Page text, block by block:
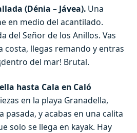
(Dénia – Jávea). Una
en medio del acantilado.
del Señor de los Anillos. Vas
costa, llegas remando y entras
del mar! Brutal.
hasta Cala en Caló
en la playa Granadella,
pasada, y acabas en una calita
solo se llega en kayak. Hay